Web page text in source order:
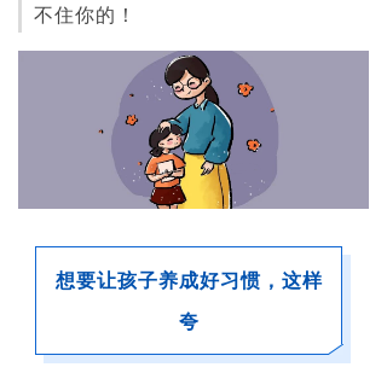
不住你的！
想要让孩子养成好习惯，这样
夸